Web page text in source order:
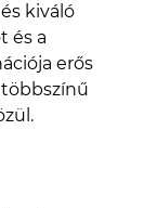
kiváló
és a
erős